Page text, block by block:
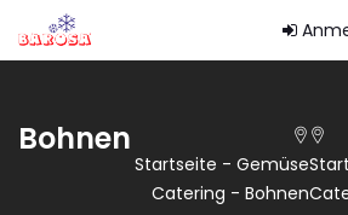
Bohnen
Startseite -Gemüse
Catering -Bohnen